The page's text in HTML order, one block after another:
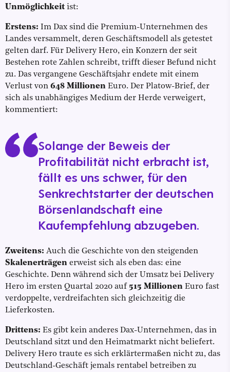
Unmöglichkeit ist:
Erstens: Im Dax sind die Premium-Unternehmen des
Landes versammelt, deren Geschäftsmodell als getestet
gelten darf. Für Delivery Hero, ein Konzern der seit
Bestehen rote Zahlen schreibt, trifft dieser Befund nicht
zu. Das vergangene Geschäftsjahr endete mit einem
Verlust von 648 Millionen Euro. Der Platow-Brief, der
sich als unabhängiges Medium der Herde verweigert,
kommentiert:
Solange der Beweis der
Profitabilität nicht erbracht ist,
fällt es uns schwer, für den
Senkrechtstarter der deutschen
Börsenlandschaft eine
Kaufempfehlung abzugeben.
Zweitens: Auch die Geschichte von den steigenden
Skalenerträgen erweist sich als eben das: eine
Geschichte. Denn während sich der Umsatz bei Delivery
Hero im ersten Quartal 2020 auf 515 Millionen Euro fast
verdoppelte, verdreifachten sich gleichzeitig die
Lieferkosten.
Drittens: Es gibt kein anderes Dax-Unternehmen, das in
Deutschland sitzt und den Heimatmarkt nicht beliefert.
Delivery Hero traute es sich erklärtermaßen nicht zu, das
Deutschland-Geschäft jemals rentabel betreiben zu